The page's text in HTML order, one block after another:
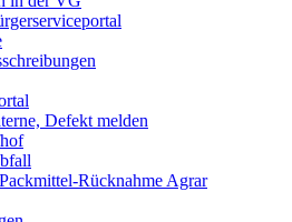
Defekt melden
Rücknahme Agrar